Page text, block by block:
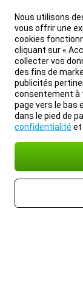
Nous utilisons
vous offrir une
cookies
cliquant sur «
collecter vos
des fins de
publicités
consentement à
page vers le bas
dans le pied de
confidentialité et